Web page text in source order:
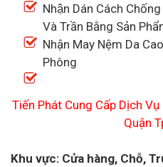
Nhận Dán Cách
Và Trần Bằng Sản
Nhận May Nệm Da
Phông
Tiến Phát Cung Cấp Dịch
Quận
Khu vực: Cửa hàng, Chỗ,